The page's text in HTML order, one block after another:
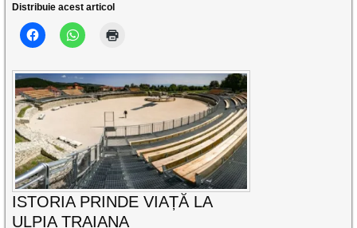
Distribuie acest articol
ISTORIA PRINDE VIAȚĂ LA
ULPIA TRAIANA